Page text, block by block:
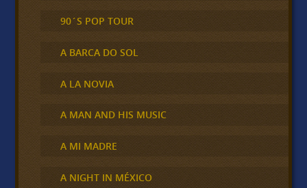
90´S POP TOUR
A BARCA DO SOL
A LA NOVIA
A MAN AND HIS MUSIC
A MI MADRE
A NIGHT IN MÉXICO